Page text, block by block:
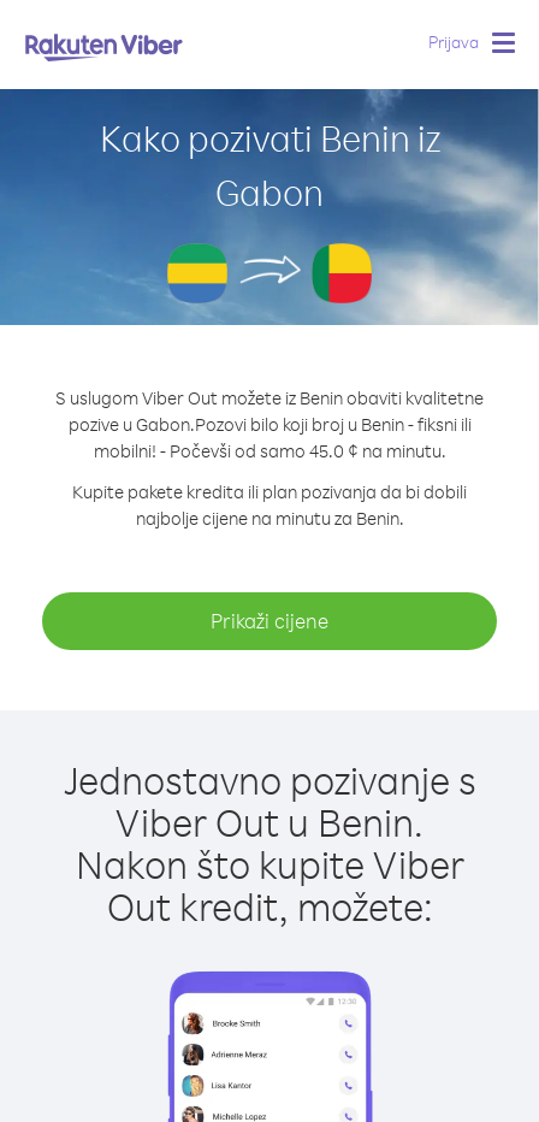
Prijava
Kako pozivati Benin iz
Gabon
S uslugom Viber Out možete iz Benin obaviti kvalitetne
pozive u Gabon.Pozovi bilo koji broj u Benin - fiksni ili
mobilni! - Počevši od samo 45.0 ¢ na minutu.
Kupite pakete kredita ili plan pozivanja da bi dobili
najbolje cijene na minutu za Benin.
Prikaži cijene
Jednostavno pozivanje s
Viber Out u Benin.
Nakon što kupite Viber
Out kredit, možete: